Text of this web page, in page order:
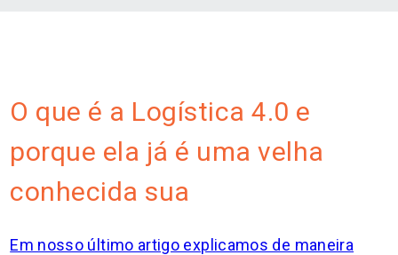
O que é a Logística 4.0 e
porque ela já é uma velha
conhecida sua
Em nosso último artigo explicamos de maneira